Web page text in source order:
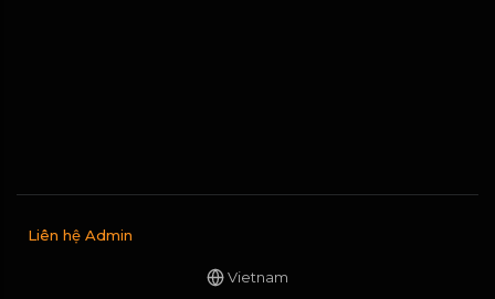
Liên hệ Admin
Vietnam